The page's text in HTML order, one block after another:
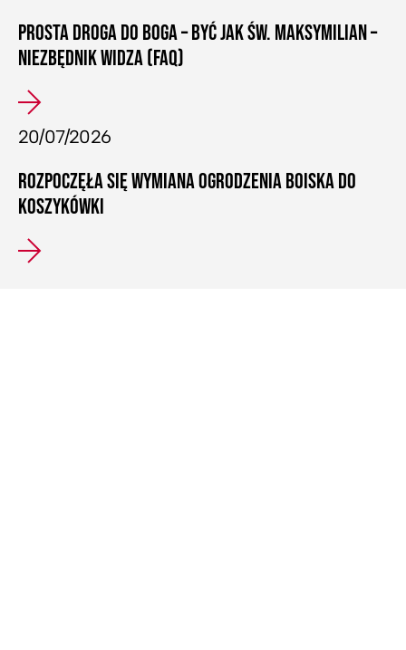
PROSTA DROGA DO BOGA – BYĆ JAK ŚW. MAKSYMILIAN –
NIEZBĘDNIK WIDZA (FAQ)
20/07/2026
ROZPOCZĘŁA SIĘ WYMIANA OGRODZENIA BOISKA DO
KOSZYKÓWKI